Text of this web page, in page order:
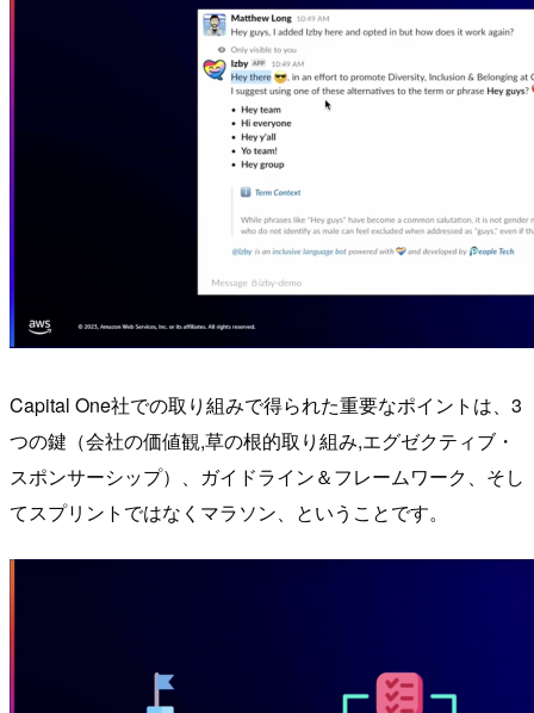
Capital One社での取り組みで得られた重要なポイントは、3
つの鍵（会社の価値観,草の根的取り組み,エグゼクティブ・
スポンサーシップ）、ガイドライン＆フレームワーク、そし
てスプリントではなくマラソン、ということです。